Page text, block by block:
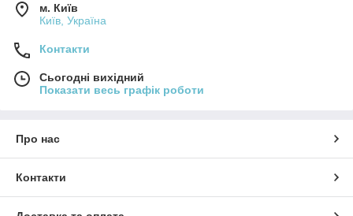
м. Київ
Київ, Україна
Контакти
Сьогодні вихідний
Показати весь графік роботи
Про нас
Контакти